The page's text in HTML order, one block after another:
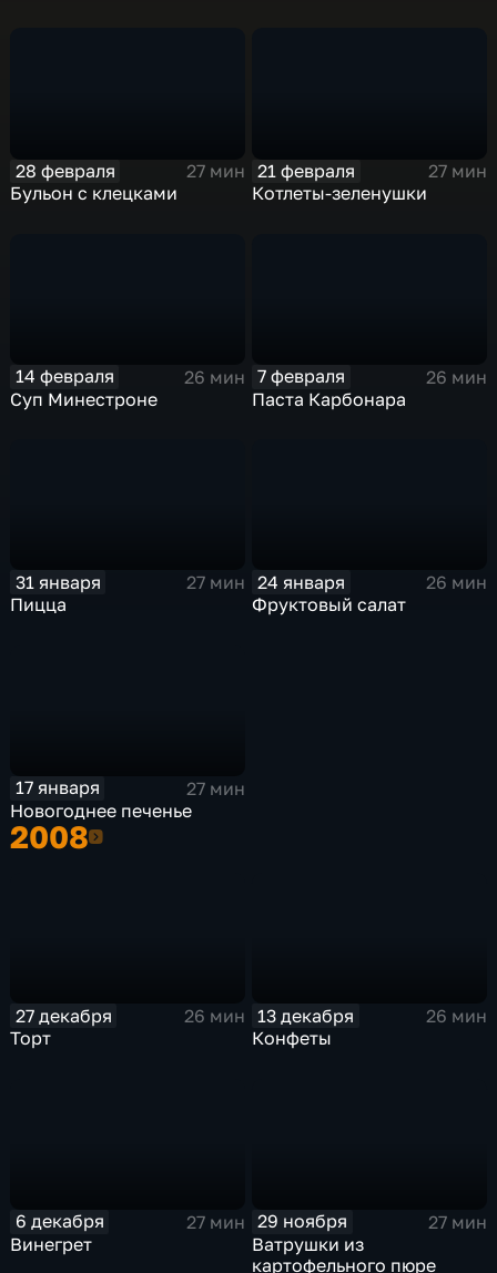
28 февраля
27 мин
Бульон с клецками
21 февраля
27 мин
Котлеты-зеленушки
14 февраля
26 мин
Суп Минестроне
7 февраля
26 мин
Паста Карбонара
31 января
27 мин
Пицца
24 января
26 мин
Фруктовый салат
17 января
27 мин
Новогоднее печенье
20082008
27 декабря
26 мин
Торт
13 декабря
26 мин
Конфеты
6 декабря
27 мин
Винегрет
29 ноября
27 мин
Ватрушки из
картофельного пюре